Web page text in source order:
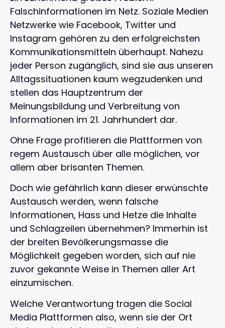
Falschinformationen im Netz. Soziale Medien
Netzwerke wie Facebook, Twitter und
Instagram gehören zu den erfolgreichsten
Kommunikationsmitteln überhaupt. Nahezu
jeder Person zugänglich, sind sie aus unseren
Alltagssituationen kaum wegzudenken und
stellen das Hauptzentrum der
Meinungsbildung und Verbreitung von
Informationen im 21. Jahrhundert dar.
Ohne Frage profitieren die Plattformen von
regem Austausch über alle möglichen, vor
allem aber brisanten Themen.
Doch wie gefährlich kann dieser erwünschte
Austausch werden, wenn falsche
Informationen, Hass und Hetze die Inhalte
und Schlagzeilen übernehmen? Immerhin ist
der breiten Bevölkerungsmasse die
Möglichkeit gegeben worden, sich auf nie
zuvor gekannte Weise in Themen aller Art
einzumischen.
Welche Verantwortung tragen die Social
Media Plattformen also, wenn sie der Ort